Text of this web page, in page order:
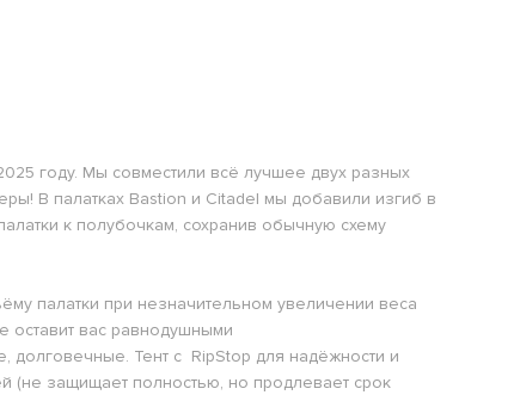
году. Мы совместили всё лучшее двух разных
В палатках Bastion и Citadel мы добавили изгиб в
к полубочкам, сохранив обычную схему
палатки при незначительном увеличении веса
оставит вас равнодушными
долговечные. Тент с RipStop для надёжности и
(не защищает полностью, но продлевает срок